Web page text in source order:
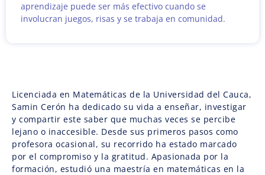
aprendizaje puede ser más efectivo cuando se
involucran juegos, risas y se trabaja en comunidad.
Licenciada en Matemáticas de la Universidad del Cauca,
Samin Cerón ha dedicado su vida a enseñar, investigar
y compartir este saber que muchas veces se percibe
lejano o inaccesible. Desde sus primeros pasos como
profesora ocasional, su recorrido ha estado marcado
por el compromiso y la gratitud. Apasionada por la
formación, estudió una maestría en matemáticas en la